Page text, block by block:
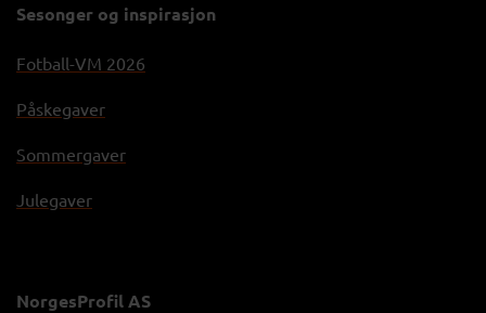
Sesonger og inspirasjon
Fotball-VM 2026
Påskegaver
Sommergaver
Julegaver
NorgesProfil AS